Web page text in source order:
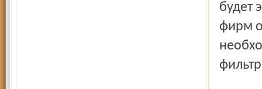
будет
фирм